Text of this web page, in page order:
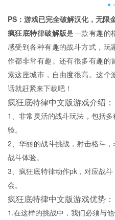
PS：游戏已完全破解汉化，无限
疯狂底特律破解版是一款有趣的
感受到各种有趣的战斗方式，
作都非常有趣。还有很多有趣的
索这座城市，自由度很高。这个
话就赶紧来下载吧！
疯狂底特律中文版游戏介绍：
1、非常灵活的战斗玩法，包括
验。
2、华丽的战斗挑战，射击格斗
战斗体验。
3、疯狂底特律动作pk，对应战
会。
疯狂底特律中文版游戏优势：
1.在这样的挑战中，我们必须与